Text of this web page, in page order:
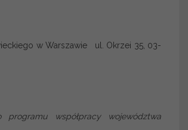
w Warszawie ul. Okrzei 35, 03-
programu współpracy województwa